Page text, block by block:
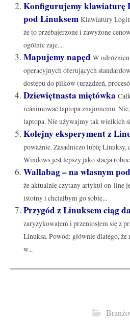
Konfigurujemy klawiaturę
pod Linuksem Klawiatury
że to przebajerzone i zawyżone
ogólnie zaje....
Mapujemy napęd W
operacyjnych oferujących
dostępu do plików (urządzeń,
Dziewiętnasta miętówka
reanimować laptopa znajomemu.
laptopa. Nie używajmy tak wielkich
Kolejny eksperyment z
poważnie. Zasadniczo lubię Linuksy,
Windows jest lepszy jako stacja
Wallabag – na własnym
że aktualnie czytany artykuł on-line
istotny i chciałbym go sobie...
Przygód z Linuksem ciąg
zaryzykowałem i przeniosłem się z
Linuksa. Powód: głównie dlatego,
w...